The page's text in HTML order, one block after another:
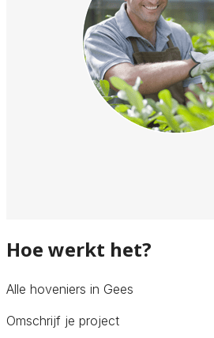
Hoe werkt het?
Alle hoveniers in Gees
Omschrijf je project